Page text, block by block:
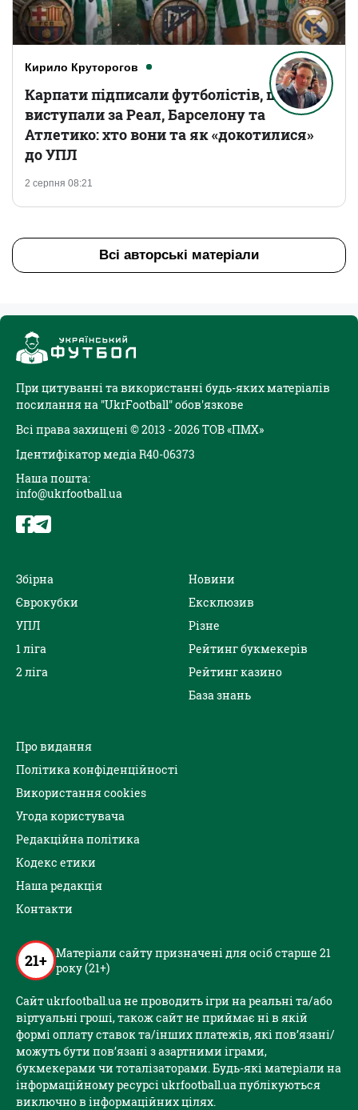
Кирило Круторогов
2 серпня 08:21
Карпати підписали футболістів, що
виступали за Реал, Барселону та
Атлетико: хто вони та як «докотилися»
до УПЛ
Всі авторські матеріали
При цитуванні та використанні будь-яких матеріалів
посилання на "UkrFootball" обов'язкове
Всі права захищені © 2013 - 2026 ТОВ «ПМХ»
Ідентифікатор медіа R40-06373
Наша пошта:
info@ukrfootball.ua
Збірна
Єврокубки
УПЛ
1 ліга
2 ліга
Новини
Ексклюзив
Різне
Рейтинг букмекерів
Рейтинг казино
База знань
Про видання
Політика конфіденційності
Використання cookies
Угода користувача
Редакційна політика
Кодекс етики
Наша редакція
Контакти
21+ Матеріали сайту призначені для осіб старше 21
року (21+)
Сайт ukrfootball.ua не проводить ігри на реальні та/або
віртуальні гроші, також сайт не приймає ні в якій
формі оплату ставок та/інших платежів, які пов’язані/
можуть бути пов’язані з азартними іграми,
букмекерами чи тоталізаторами. Будь-які матеріали на
інформаційному ресурсі ukrfootball.ua публікуються
виключно в інформаційних цілях.